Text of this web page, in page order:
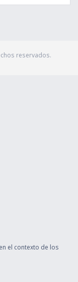
reservados.
el contexto de los